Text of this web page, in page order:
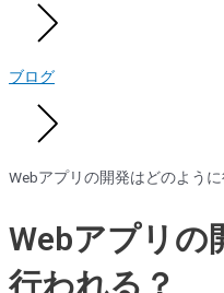
ブログ
Webアプリの開発はどのよう
Webアプリの
行われる？